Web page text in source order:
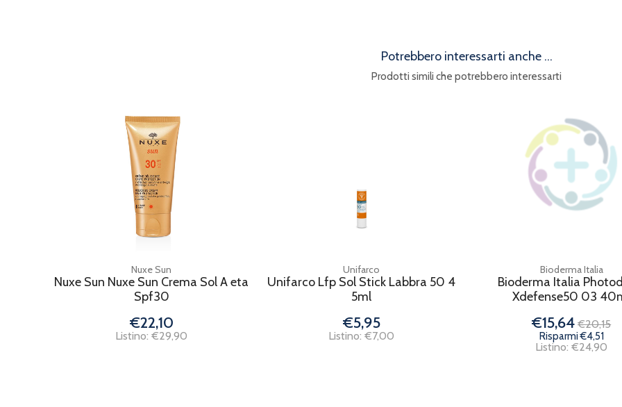
Potrebbero interessarti anche ...
Prodotti simili che potrebbero interessarti
Nuxe Sun
Nuxe Sun Nuxe Sun Crema Sol A eta
Spf30
€22,10
Listino: €29,90
Unifarco
Unifarco Lfp Sol Stick Labbra 50 4
5ml
€5,95
Listino: €7,00
Bioderma Italia
Bioderma Italia
Xdefense50 03
€15,64 €20,15
Risparmi €4,51
Listino: €24,90